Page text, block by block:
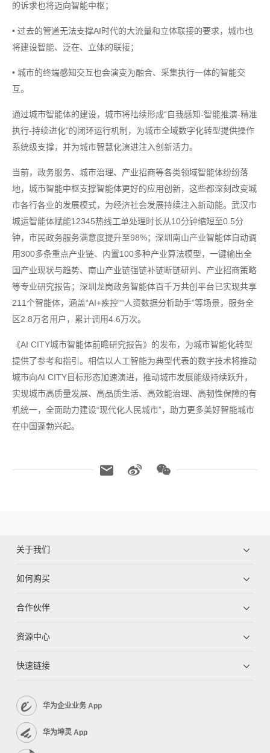
的诉求也将迈向智能中枢；
• 过去的管道无法支撑AI时代的大流量和立体联接的要求，城市也
将建设智能、泛在、立体的联接；
• 城市的终端感知交互也会演变为融合、采集执行一体的智能交
互。
通过城市智能体的建设，城市将陆续形成“自我感知-智能推演-精准
执行-持续进化”的闭环运行机制，为城市全域数字化转型提供操作
系统级支撑，并为城市智慧化演进注入创新活力。
当前，政务服务、城市治理、产业招商等各类领域智能体纷纷落
地，城市智能中枢支撑智能体更好的应用创新，这些都深刻改变城
市各行各业的发展模式，为经济社会发展持续注入新动能。武汉市
城运智能体赋能12345热线工单处理时长从10分钟缩短至0.5分
钟，市民政务服务满意度提升至98%；深圳南山产业智能体自动调
用300多条重点产业链、内置100多种产业算法模型，一键输出全
国产业现状与趋势、南山产业链强链补链断链研判、产业招商策略
等专业研究报告；深圳龙岗政务智能体百千万共创平台已实现共享
211个智能体，涵盖“AI+疾控”“人资数据分析助手”等场景，服务全
区2.8万名用户，累计调用4.6万次。
《AI CITY城市智能体前瞻研究报告》的发布，为城市智能化转型
提供了参考和指引。相信以人工智能为典型代表的数字技术将推动
城市向AI CITY目标形态加速演进，推动城市发展能级持续跃升，
实现城市高质量发展、高品质生活、高效能治理、高韧性保障的有
机统一，全面助力建设“现代化人民城市”，助力更多美好智能城市
在中国蓬勃兴起。
关于我们
如何购买
合作伙伴
资源中心
快速链接
华为企业业务 App
华为坤灵 App